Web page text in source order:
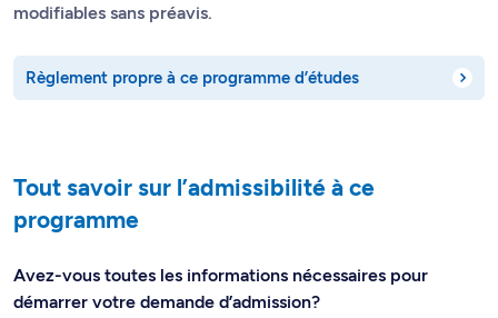
modifiables sans préavis.
Règlement propre à ce programme d’études
Tout savoir sur l’admissibilité à ce
programme
Avez-vous toutes les informations nécessaires pour
démarrer votre demande d’admission?